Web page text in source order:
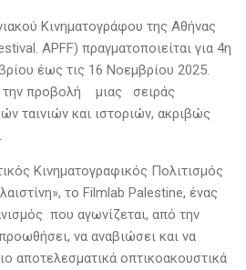
Κινηματογράφου της Αθήνας
APFF) πραγματοποιείται για 4η
έως τις 16 Νοεμβρίου 2025.
την προβολή μιας σειράς
ταινιών και ιστοριών, ακριβώς
Κινηματογραφικός Πολιτισμός
το Filmlab Palestine, ένας
που αγωνίζεται, από την
να αναβιώσει και να
αποτελεσματικά οπτικοακουστικά